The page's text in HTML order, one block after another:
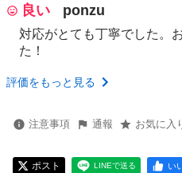
良い ponzu
対応がとても丁寧でした。
た！
評価をもっと見る
注意事項 通報 お気に入
ポスト LINEで送る い